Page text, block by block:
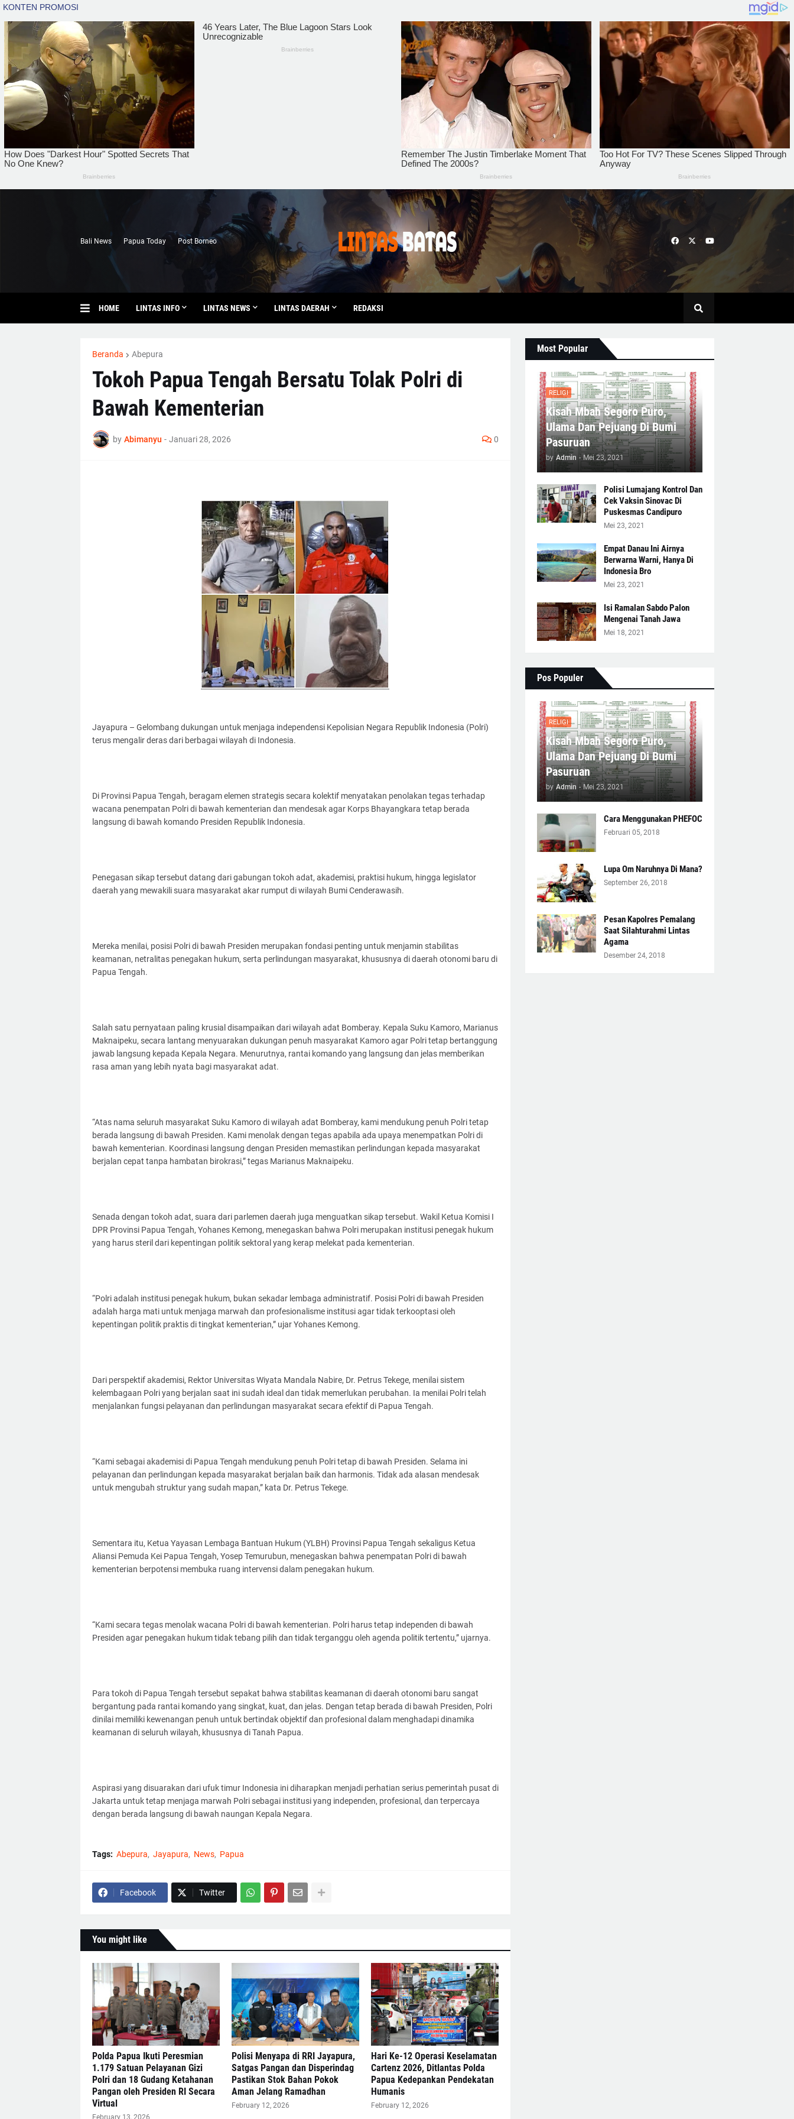
Bali News Papua Today Post Borneo
HOME LINTAS INFO LINTAS NEWS LINTAS DAERAH REDAKSI
Beranda Abepura
Tokoh Papua Tengah Bersatu Tolak Polri di
Bawah Kementerian
by Abimanyu - Januari 28, 2026 0
Jayapura – Gelombang dukungan untuk menjaga independensi Kepolisian Negara Republik Indonesia (Polri)
terus mengalir deras dari berbagai wilayah di Indonesia.
Di Provinsi Papua Tengah, beragam elemen strategis secara kolektif menyatakan penolakan tegas terhadap
wacana penempatan Polri di bawah kementerian dan mendesak agar Korps Bhayangkara tetap berada
langsung di bawah komando Presiden Republik Indonesia.
Penegasan sikap tersebut datang dari gabungan tokoh adat, akademisi, praktisi hukum, hingga legislator
daerah yang mewakili suara masyarakat akar rumput di wilayah Bumi Cenderawasih.
Mereka menilai, posisi Polri di bawah Presiden merupakan fondasi penting untuk menjamin stabilitas
keamanan, netralitas penegakan hukum, serta perlindungan masyarakat, khususnya di daerah otonomi baru di
Papua Tengah.
Salah satu pernyataan paling krusial disampaikan dari wilayah adat Bomberay. Kepala Suku Kamoro, Marianus
Maknaipeku, secara lantang menyuarakan dukungan penuh masyarakat Kamoro agar Polri tetap bertanggung
jawab langsung kepada Kepala Negara. Menurutnya, rantai komando yang langsung dan jelas memberikan
rasa aman yang lebih nyata bagi masyarakat adat.
“Atas nama seluruh masyarakat Suku Kamoro di wilayah adat Bomberay, kami mendukung penuh Polri tetap
berada langsung di bawah Presiden. Kami menolak dengan tegas apabila ada upaya menempatkan Polri di
bawah kementerian. Koordinasi langsung dengan Presiden memastikan perlindungan kepada masyarakat
berjalan cepat tanpa hambatan birokrasi,” tegas Marianus Maknaipeku.
Senada dengan tokoh adat, suara dari parlemen daerah juga menguatkan sikap tersebut. Wakil Ketua Komisi I
DPR Provinsi Papua Tengah, Yohanes Kemong, menegaskan bahwa Polri merupakan institusi penegak hukum
yang harus steril dari kepentingan politik sektoral yang kerap melekat pada kementerian.
“Polri adalah institusi penegak hukum, bukan sekadar lembaga administratif. Posisi Polri di bawah Presiden
adalah harga mati untuk menjaga marwah dan profesionalisme institusi agar tidak terkooptasi oleh
kepentingan politik praktis di tingkat kementerian,” ujar Yohanes Kemong.
Dari perspektif akademisi, Rektor Universitas Wiyata Mandala Nabire, Dr. Petrus Tekege, menilai sistem
kelembagaan Polri yang berjalan saat ini sudah ideal dan tidak memerlukan perubahan. Ia menilai Polri telah
menjalankan fungsi pelayanan dan perlindungan masyarakat secara efektif di Papua Tengah.
“Kami sebagai akademisi di Papua Tengah mendukung penuh Polri tetap di bawah Presiden. Selama ini
pelayanan dan perlindungan kepada masyarakat berjalan baik dan harmonis. Tidak ada alasan mendesak
untuk mengubah struktur yang sudah mapan,” kata Dr. Petrus Tekege.
Sementara itu, Ketua Yayasan Lembaga Bantuan Hukum (YLBH) Provinsi Papua Tengah sekaligus Ketua
Aliansi Pemuda Kei Papua Tengah, Yosep Temurubun, menegaskan bahwa penempatan Polri di bawah
kementerian berpotensi membuka ruang intervensi dalam penegakan hukum.
“Kami secara tegas menolak wacana Polri di bawah kementerian. Polri harus tetap independen di bawah
Presiden agar penegakan hukum tidak tebang pilih dan tidak terganggu oleh agenda politik tertentu,” ujarnya.
Para tokoh di Papua Tengah tersebut sepakat bahwa stabilitas keamanan di daerah otonomi baru sangat
bergantung pada rantai komando yang singkat, kuat, dan jelas. Dengan tetap berada di bawah Presiden, Polri
dinilai memiliki kewenangan penuh untuk bertindak objektif dan profesional dalam menghadapi dinamika
keamanan di seluruh wilayah, khususnya di Tanah Papua.
Aspirasi yang disuarakan dari ufuk timur Indonesia ini diharapkan menjadi perhatian serius pemerintah pusat di
Jakarta untuk tetap menjaga marwah Polri sebagai institusi yang independen, profesional, dan terpercaya
dengan berada langsung di bawah naungan Kepala Negara.
Tags: Abepura Jayapura News Papua
Facebook Twitter
You might like
Polda Papua Ikuti Peresmian
1.179 Satuan Pelayanan Gizi
Polri dan 18 Gudang Ketahanan
Pangan oleh Presiden RI Secara
Virtual
February 13, 2026
Polisi Menyapa di RRI Jayapura,
Satgas Pangan dan Disperindag
Pastikan Stok Bahan Pokok
Aman Jelang Ramadhan
February 12, 2026
Hari Ke-12 Operasi Keselamatan
Cartenz 2026, Ditlantas Polda
Papua Kedepankan Pendekatan
Humanis
February 12, 2026
Most Popular
RELIGI
Kisah Mbah Segoro Puro,
Ulama Dan Pejuang Di Bumi
Pasuruan
by Admin - Mei 23, 2021
Polisi Lumajang Kontrol Dan
Cek Vaksin Sinovac Di
Puskesmas Candipuro
Mei 23, 2021
Empat Danau Ini Airnya
Berwarna Warni, Hanya Di
Indonesia Bro
Mei 23, 2021
Isi Ramalan Sabdo Palon
Mengenai Tanah Jawa
Mei 18, 2021
Pos Populer
RELIGI
Kisah Mbah Segoro Puro,
Ulama Dan Pejuang Di Bumi
Pasuruan
by Admin - Mei 23, 2021
Cara Menggunakan PHEFOC
Februari 05, 2018
Lupa Om Naruhnya Di Mana?
September 26, 2018
Pesan Kapolres Pemalang
Saat Silahturahmi Lintas
Agama
Desember 24, 2018